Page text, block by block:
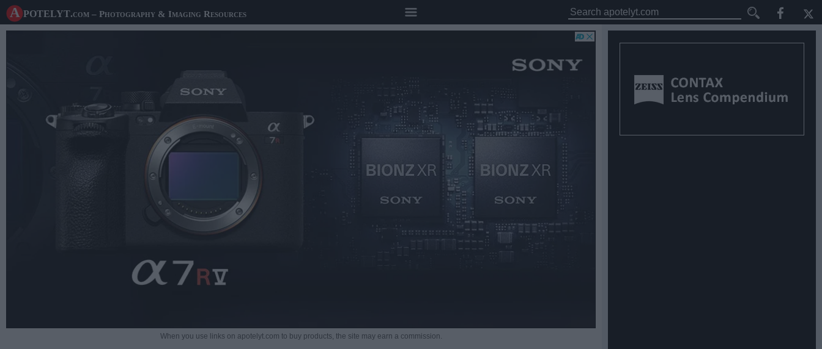
A potelyt.com – Photography & Imaging Resources
When you use links on apotelyt.com to buy products, the site may earn a commission.